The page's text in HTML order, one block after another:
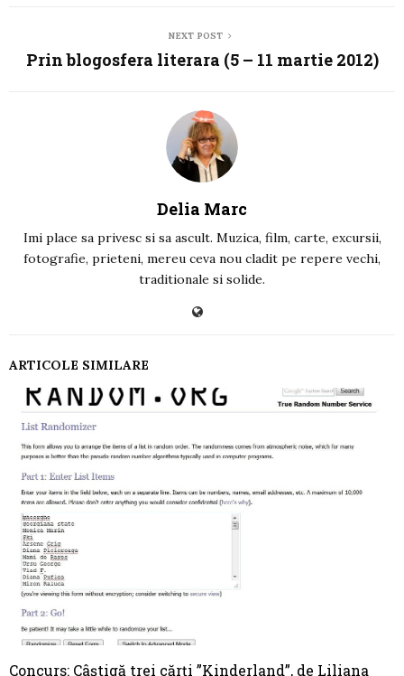
NEXT POST
Prin blogosfera literara (5 – 11 martie 2012)
Delia Marc
Imi place sa privesc si sa ascult. Muzica, film, carte, excursii,
fotografie, prieteni, mereu ceva nou cladit pe repere vechi,
traditionale si solide.
ARTICOLE SIMILARE
Concurs: Câștigă trei cărți ”Kinderland”, de Liliana